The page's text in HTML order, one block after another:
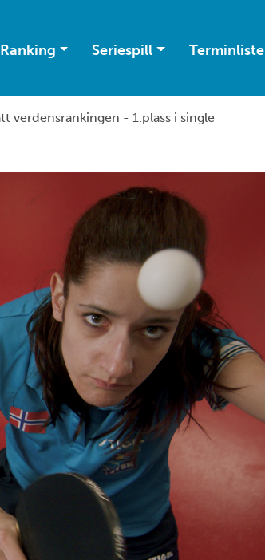
Ranking Seriespill Terminliste
verdensrankingen - 1.plass i single